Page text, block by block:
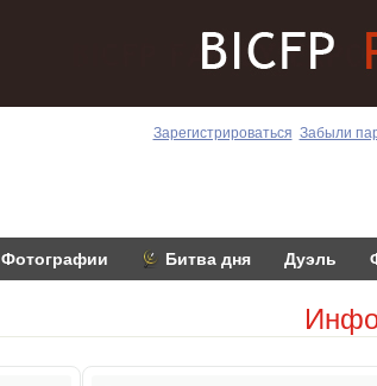
Зарегистрироваться Забыли
Фотографии Битва дня Дуэль